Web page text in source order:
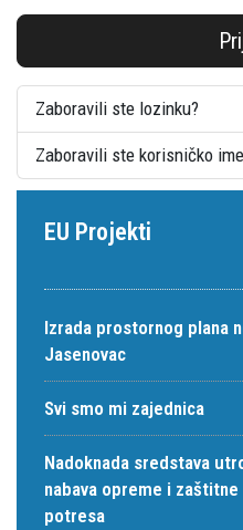
Zaboravili ste lozinku?
Zaboravili ste korisničko
EU Projekti
Izrada prostornog plana
Jasenovac
Svi smo mi zajednica
Nadoknada sredstava
nabava opreme i
potresa